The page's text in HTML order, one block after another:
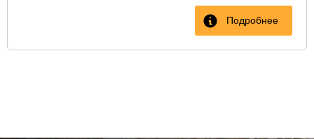
Подробнее